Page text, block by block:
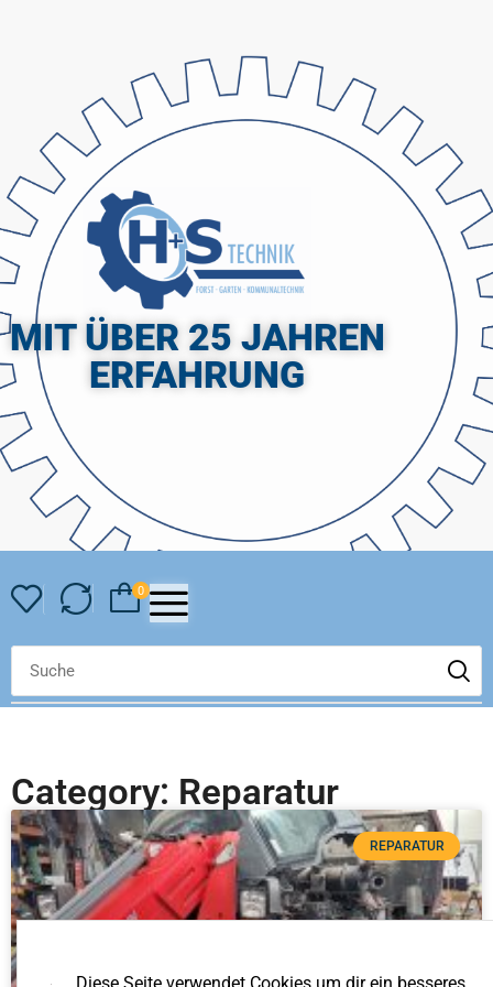
MIT ÜBER 25 JAHREN
ERFAHRUNG
0
Category: Reparatur
REPARATUR
Diese Seite verwendet Cookies um dir ein besseres